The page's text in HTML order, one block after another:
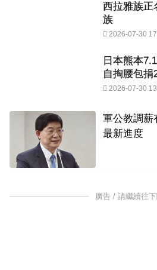
西拉雅族正
族
2026-07-30
日本熊本
自掏腰包捐
2026-07-30
軍公教調薪
最新進度
廣告 / 請繼續往